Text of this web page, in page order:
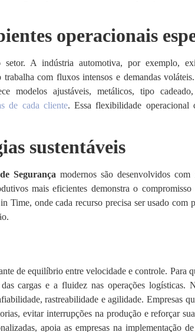
operacionais
A indústria automotiva, por exemplo,
com fluxos intensos e demandas
modelos ajustáveis, metálicos, tipo
de cada cliente. Essa flexibilidade operacional
sustentáveis
Segurança modernos são desenvolvidos com
mais eficientes demonstra o
Time, onde cada recurso precisa ser usado com
de equilíbrio entre velocidade e controle. Para
cargas e a fluidez nas operações logísticas.
rastreabilidade e agilidade. Empresas
evitar interrupções na produção e reforçar
apoia as empresas na implementação